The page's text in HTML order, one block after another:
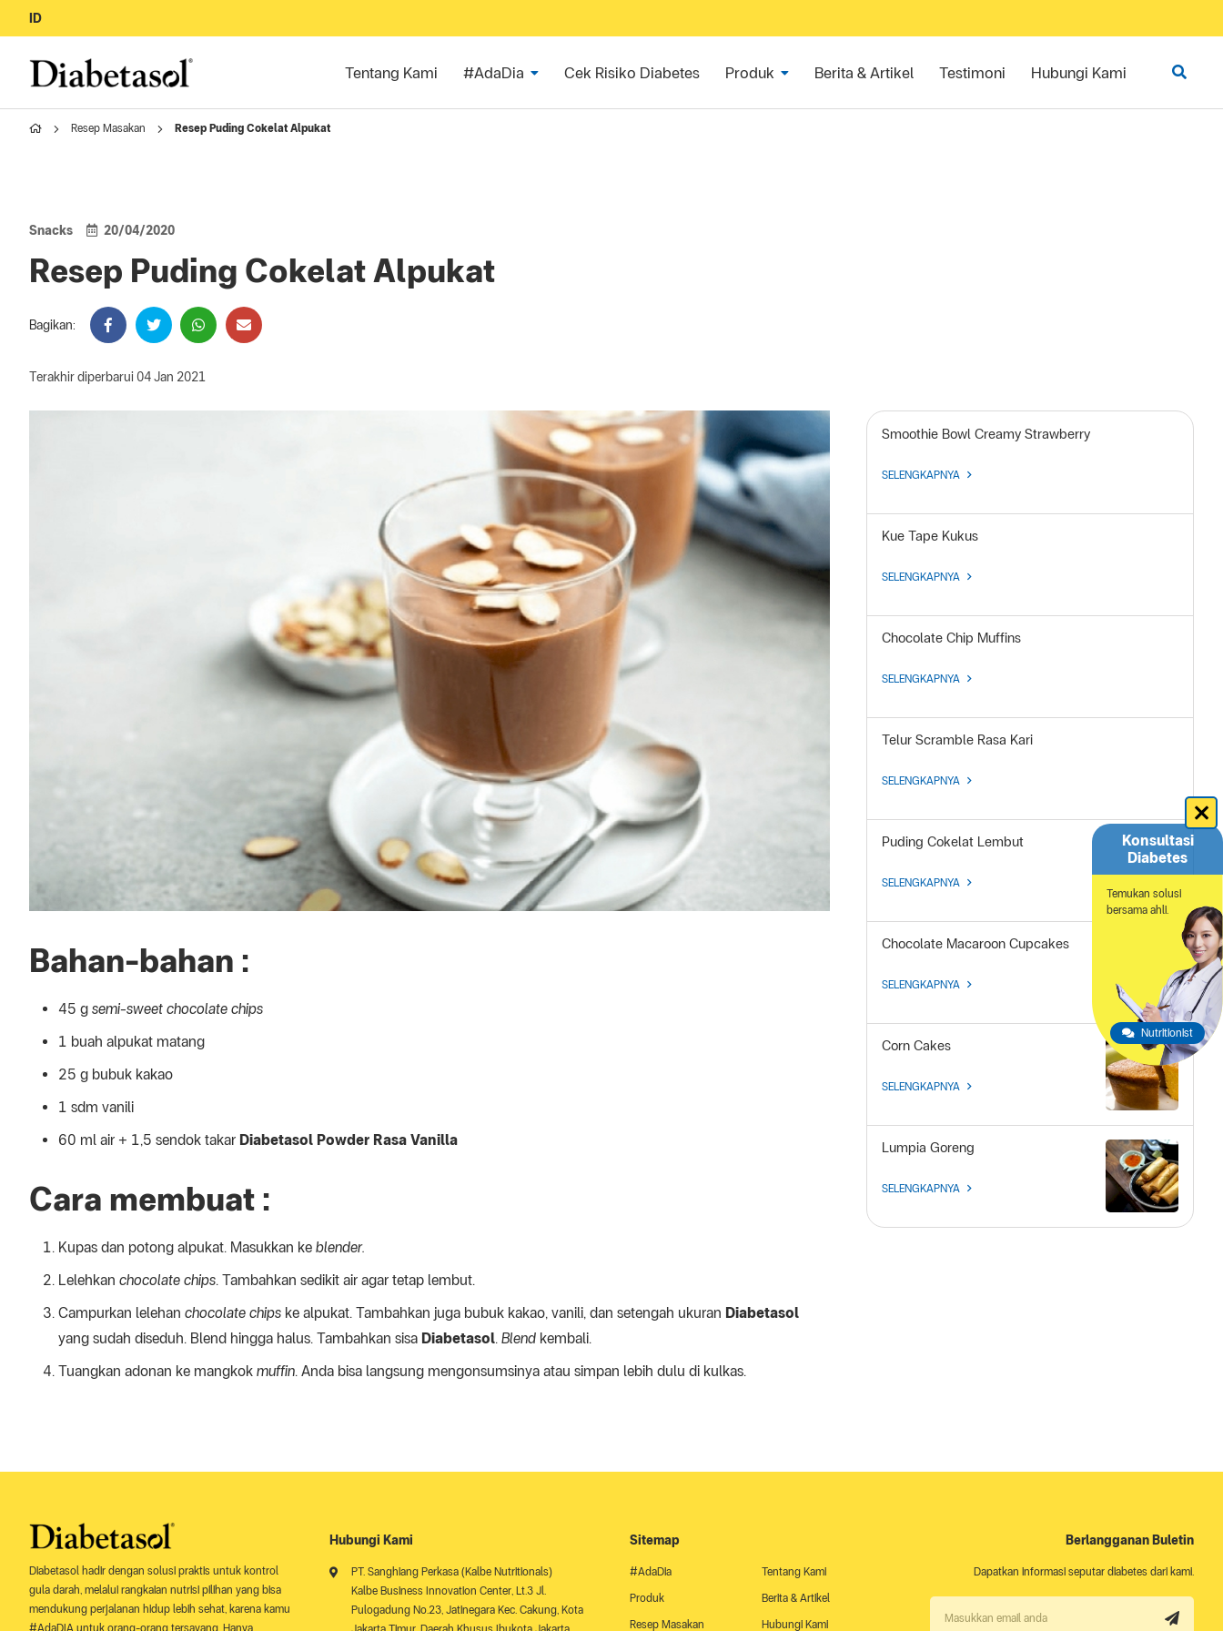
ID
Tentang Kami #AdaDia Cek Risiko Diabetes Produk Berita & Artikel Testimoni Hubungi Kami
Resep Masakan Resep Puding Cokelat Alpukat
Snacks 20/04/2020
Resep Puding Cokelat Alpukat
Bagikan:
Terakhir diperbarui 04 Jan 2021
Bahan-bahan :
45 g semi-sweet chocolate chips
1 buah alpukat matang
25 g bubuk kakao
1 sdm vanili
60 ml air + 1,5 sendok takar Diabetasol Powder Rasa Vanilla
Cara membuat :
Kupas dan potong alpukat. Masukkan ke blender.
Lelehkan chocolate chips. Tambahkan sedikit air agar tetap lembut.
Campurkan lelehan chocolate chips ke alpukat. Tambahkan juga bubuk kakao, vanili, dan setengah ukuran Diabetasol
yang sudah diseduh. Blend hingga halus. Tambahkan sisa Diabetasol. Blend kembali.
Tuangkan adonan ke mangkok muffin. Anda bisa langsung mengonsumsinya atau simpan lebih dulu di kulkas.
Smoothie Bowl Creamy Strawberry
SELENGKAPNYA
Kue Tape Kukus
SELENGKAPNYA
Chocolate Chip Muffins
SELENGKAPNYA
Telur Scramble Rasa Kari
SELENGKAPNYA
Puding Cokelat Lembut
SELENGKAPNYA
Chocolate Macaroon Cupcakes
SELENGKAPNYA
Corn Cakes
SELENGKAPNYA
Lumpia Goreng
SELENGKAPNYA
Konsultasi
Diabetes
Temukan solusi
bersama ahli.
Nutritionist
Diabetasol hadir dengan solusi praktis untuk kontrol
gula darah, melalui rangkaian nutrisi pilihan yang bisa
mendukung perjalanan hidup lebih sehat, karena kamu
#AdaDIA untuk orang-orang tersayang. Hanya
Hubungi Kami
PT. Sanghiang Perkasa (Kalbe Nutritionals)
Kalbe Business Innovation Center, Lt.3 Jl.
Pulogadung No.23, Jatinegara Kec. Cakung, Kota
Sitemap
#AdaDia Tentang Kami
Produk Berita & Artikel
Resep Masakan Hubungi Kami
Berlangganan Buletin
Dapatkan informasi seputar diabetes dari kami.